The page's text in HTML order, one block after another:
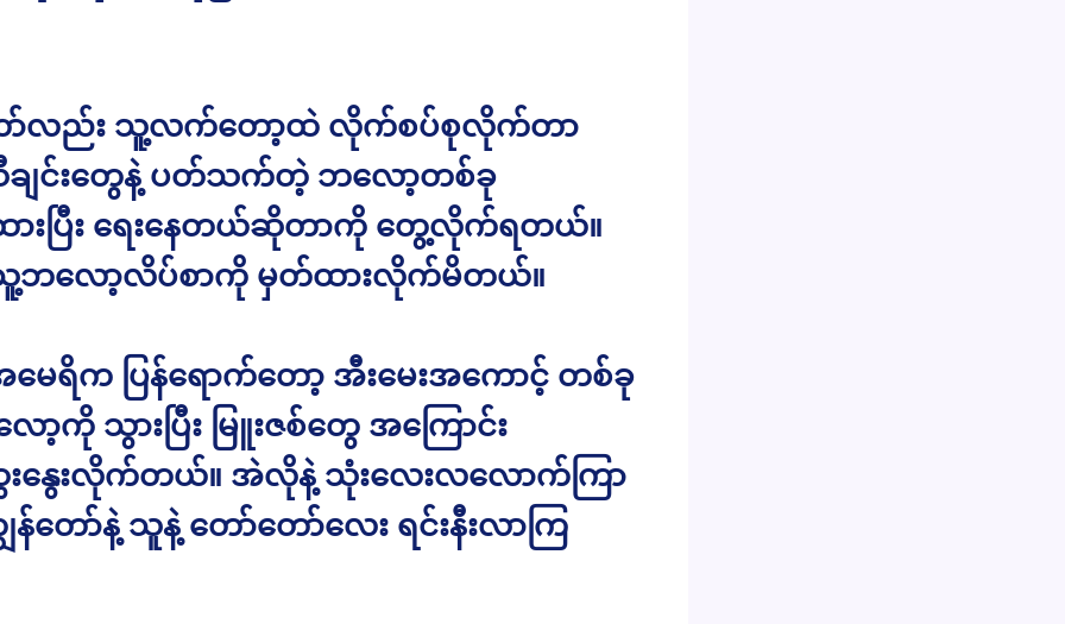
ာ်လည်း သူ့လက်တော့ထဲ လိုက်စပ်စုလိုက်တာ
ျင်းတွေနဲ့ ပတ်သက်တဲ့ ဘလော့တစ်ခု
ားပြီး ရေးနေတယ်ဆိုတာကို တွေ့လိုက်ရတယ်။
သူ့ဘလော့လိပ်စာကို မှတ်ထားလိုက်မိတယ်။
ေရိက ပြန်ရောက်တော့ အီးမေးအကောင့် တစ်ခု
ာ့ကို သွားပြီး မြူးဇစ်တွေ အကြောင်း
းနွေးလိုက်တယ်။ အဲလိုနဲ့ သုံးလေးလလောက်ကြာ
န်တော်နဲ့ သူနဲ့ တော်တော်လေး ရင်းနီးလာကြ